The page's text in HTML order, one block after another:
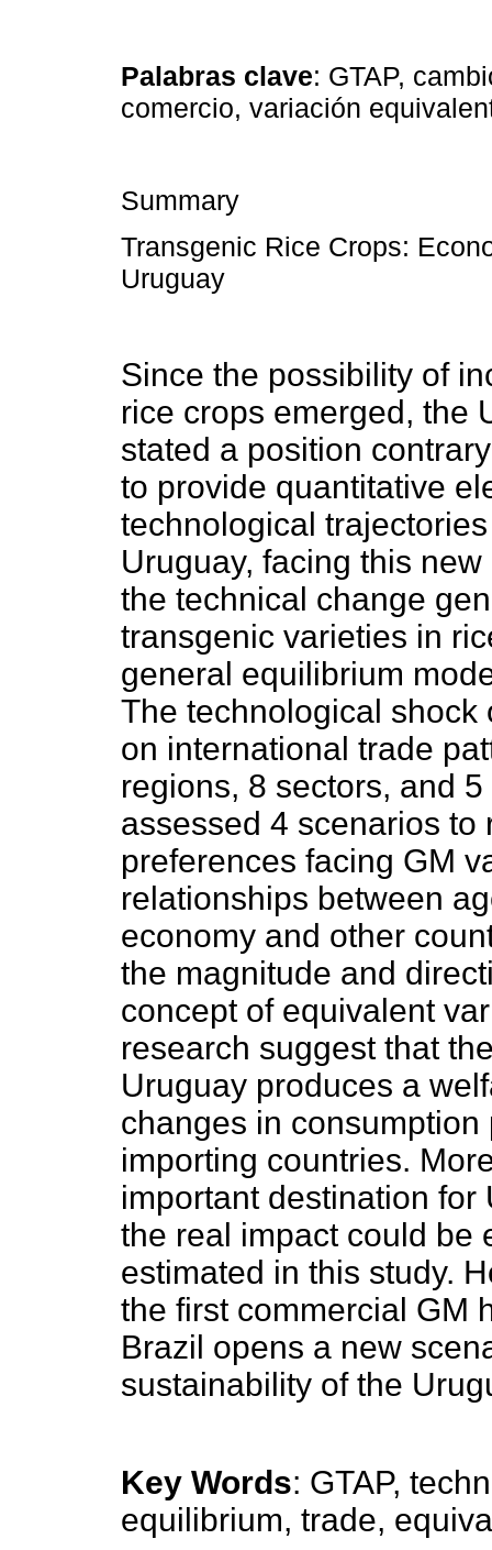
Palabras clave: GTAP,
comercio, variación
Summary
Transgenic Rice Crops:
Uruguay
Since the possibility of
rice crops emerged, the
stated a position
to provide quantitative
technological
Uruguay, facing this
the technical change
transgenic varieties in
general equilibrium
The technological
on international trade
regions, 8 sectors, and
assessed 4 scenarios
preferences facing GM
relationships between
economy and other
the magnitude and
concept of equivalent
research suggest that
Uruguay produces a
changes in
importing countries.
important destination
the real impact could be
estimated in this study.
the first commercial GM
Brazil opens a new
sustainability of the
Key Words: GTAP,
equilibrium, trade,